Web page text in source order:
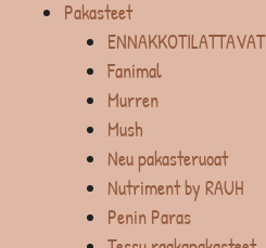
Pakasteet
ENNAKKOTILATTAVAT
Fanimal
Murren
Mush
Neu pakasteruoat
Nutriment by RAUH
Penin Paras